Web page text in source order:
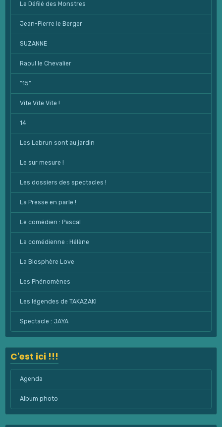
Le Défilé des Monstres
Jean-Pierre le Berger
SUZANNE
Raoul le Chevalier
"15"
Vite Vite Vite !
14
Les Lebrun sont au jardin
Le sur mesure !
Les dossiers des spectacles !
La Presse en parle !
Le comédien : Pascal
La comédienne : Hélène
La Biosphère Love
Les Phénomènes
Les légendes de TAKAZAKI
Spectacle : JAYA
C'est ici !!!
Agenda
Album photo